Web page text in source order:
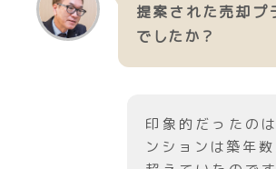
提案された売却プ
でしたか？
印象的だったの
ンションは築年